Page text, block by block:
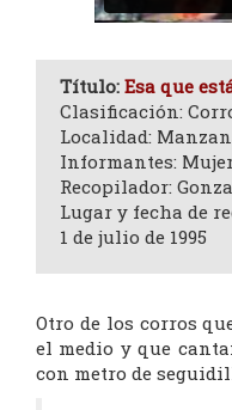
Título: Esa que
Clasificación:
Localidad:
Informantes:
Recopilador:
Lugar y fecha de
1 de julio de 1995
Otro de los corros
el medio y que
con metro de